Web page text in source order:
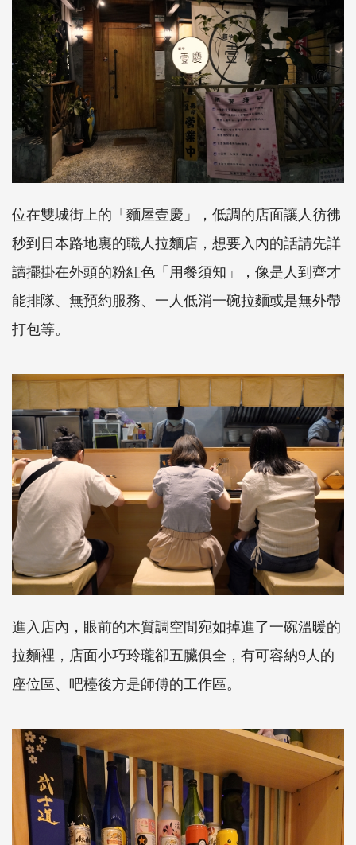
位在雙城街上的「麵屋壹慶」，低調的店面讓人彷彿
秒到日本路地裏的職人拉麵店，想要入內的話請先詳
讀擺掛在外頭的粉紅色「用餐須知」，像是人到齊才
能排隊、無預約服務、一人低消一碗拉麵或是無外帶
打包等。
進入店內，眼前的木質調空間宛如掉進了一碗溫暖的
拉麵裡，店面小巧玲瓏卻五臟俱全，有可容納9人的
座位區、吧檯後方是師傅的工作區。